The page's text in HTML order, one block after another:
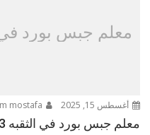
معلم جبس بورد في الثقبه
أغسطس 15, 2025
معلم جبس بورد في الثقبه 0564546253